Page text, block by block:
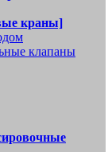
краны]
клапаны